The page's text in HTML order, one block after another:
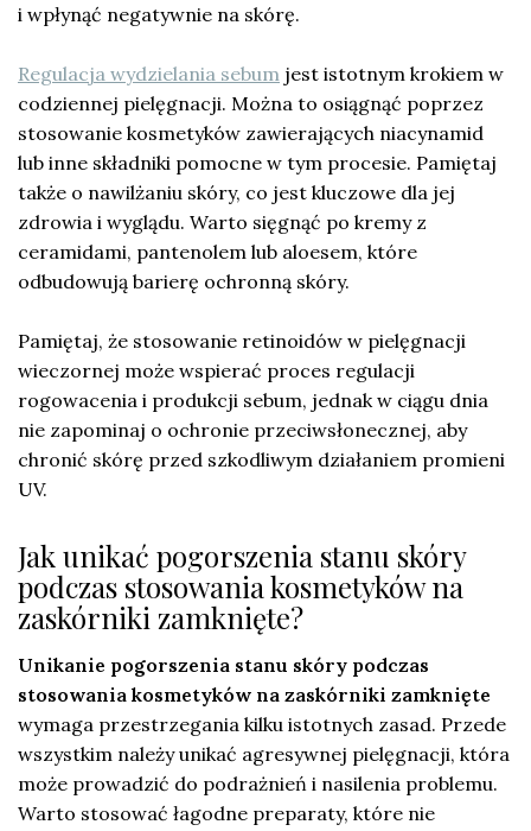
i wpłynąć negatywnie na skórę.
Regulacja wydzielania sebum jest istotnym krokiem w
codziennej pielęgnacji. Można to osiągnąć poprzez
stosowanie kosmetyków zawierających niacynamid
lub inne składniki pomocne w tym procesie. Pamiętaj
także o nawilżaniu skóry, co jest kluczowe dla jej
zdrowia i wyglądu. Warto sięgnąć po kremy z
ceramidami, pantenolem lub aloesem, które
odbudowują barierę ochronną skóry.
Pamiętaj, że stosowanie retinoidów w pielęgnacji
wieczornej może wspierać proces regulacji
rogowacenia i produkcji sebum, jednak w ciągu dnia
nie zapominaj o ochronie przeciwsłonecznej, aby
chronić skórę przed szkodliwym działaniem promieni
UV.
Jak unikać pogorszenia stanu skóry
podczas stosowania kosmetyków na
zaskórniki zamknięte?
Unikanie pogorszenia stanu skóry podczas
stosowania kosmetyków na zaskórniki zamknięte
wymaga przestrzegania kilku istotnych zasad. Przede
wszystkim należy unikać agresywnej pielęgnacji, która
może prowadzić do podrażnień i nasilenia problemu.
Warto stosować łagodne preparaty, które nie